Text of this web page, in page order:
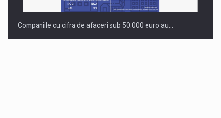
Companiile cu cifra de afaceri sub 50.000 euro au…